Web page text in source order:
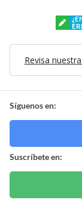
Revisa
Síguenos en:
Suscríbete en: